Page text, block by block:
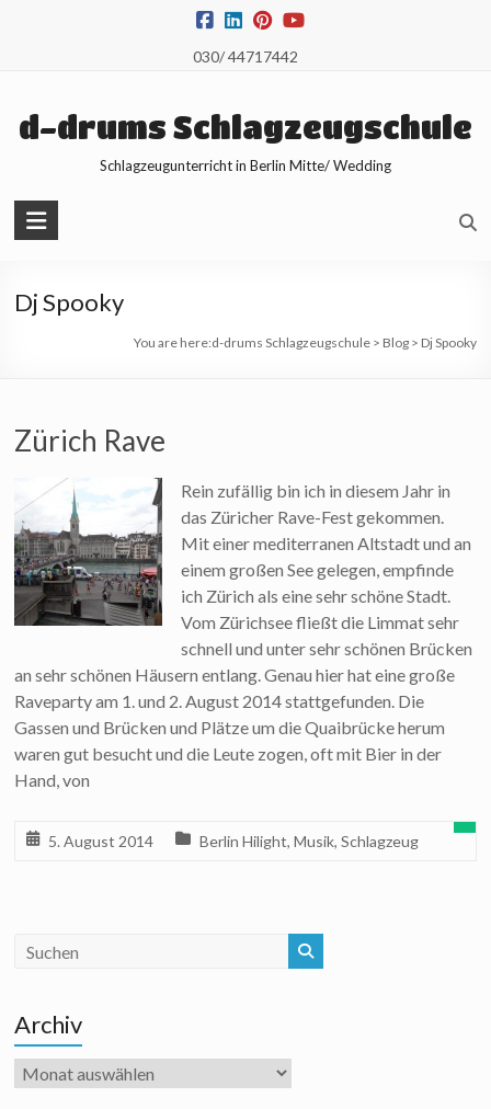
030/ 44717442
d-drums Schlagzeugschule
Schlagzeugunterricht in Berlin Mitte/ Wedding
Dj Spooky
You are here:d-drums Schlagzeugschule> Blog> Dj Spooky
Zürich Rave
Rein zufällig bin ich in diesem Jahr in
das Züricher Rave-Fest gekommen.
Mit einer mediterranen Altstadt und an
einem großen See gelegen, empfinde
ich Zürich als eine sehr schöne Stadt.
Vom Zürichsee fließt die Limmat sehr
schnell und unter sehr schönen Brücken
an sehr schönen Häusern entlang. Genau hier hat eine große
Raveparty am 1. und 2. August 2014 stattgefunden. Die
Gassen und Brücken und Plätze um die Quaibrücke herum
waren gut besucht und die Leute zogen, oft mit Bier in der
Hand, von
5. August 2014 Berlin Hilight,Musik,Schlagzeug
Archiv
Archiv